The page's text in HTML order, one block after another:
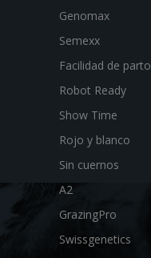
Genomax
Semexx
Facilidad de parto
Robot Ready
Show Time
Rojo y blanco
Sin cuernos
A2
GrazingPro
Swissgenetics